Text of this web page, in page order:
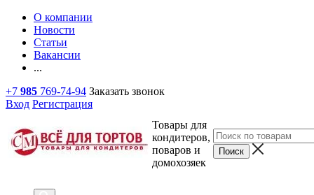
О компании
Новости
Статьи
Вакансии
...
+7 985 769-74-94 Заказать звонок
Вход Регистрация
Товары для
кондитеров,
поваров и
домохозяек